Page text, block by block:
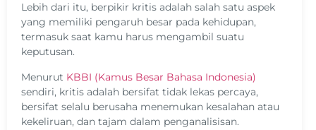
Lebih dari itu, berpikir kritis adalah salah satu aspek
yang memiliki pengaruh besar pada kehidupan,
termasuk saat kamu harus mengambil suatu
keputusan.
Menurut KBBI (Kamus Besar Bahasa Indonesia)
sendiri, kritis adalah bersifat tidak lekas percaya,
bersifat selalu berusaha menemukan kesalahan atau
kekeliruan, dan tajam dalam penganalisisan.